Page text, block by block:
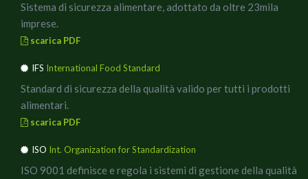
del pomodoro, unirle e fare insaporire il tutto.
In una padella antiaderente, rosolare il prosciutto cotto a
fiamma bassa, dopo averlo taglgiato a piccoli cubetti,
unirlo al sugo di pomodoro ed olive.
Cuocere gli spaghetti al dente, scolare, mettere una parte
del sugo in un padellone a bordi alti, spadellare per bene,
ultimare con delle briciole di ricotta affumicata e servire.
forchetta, in ogni piatto prima mettete del sugo, poi due
o tre nidi di spaghetto, qualche rametto di rosmarino e
Sistema di sicurezza alimentare, adottato da oltre 23mila
imprese.
scarica PDF
IFS International Food Standard
Standard di sicurezza della qualità valido per tutti i prodotti
alimentari.
scarica PDF
ISO Int. Organization for Standardization
ISO 9001 definisce e regola i sistemi di gestione della qualità